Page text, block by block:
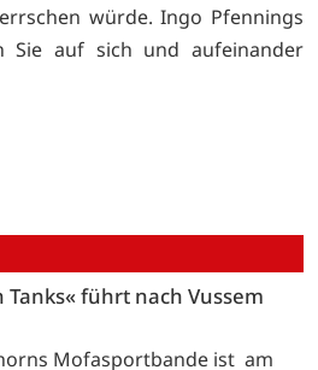
würde. Ingo Pfennings
Sie auf sich und aufeinander
Tanks« führt nach Vussem
Mofasportbande ist am